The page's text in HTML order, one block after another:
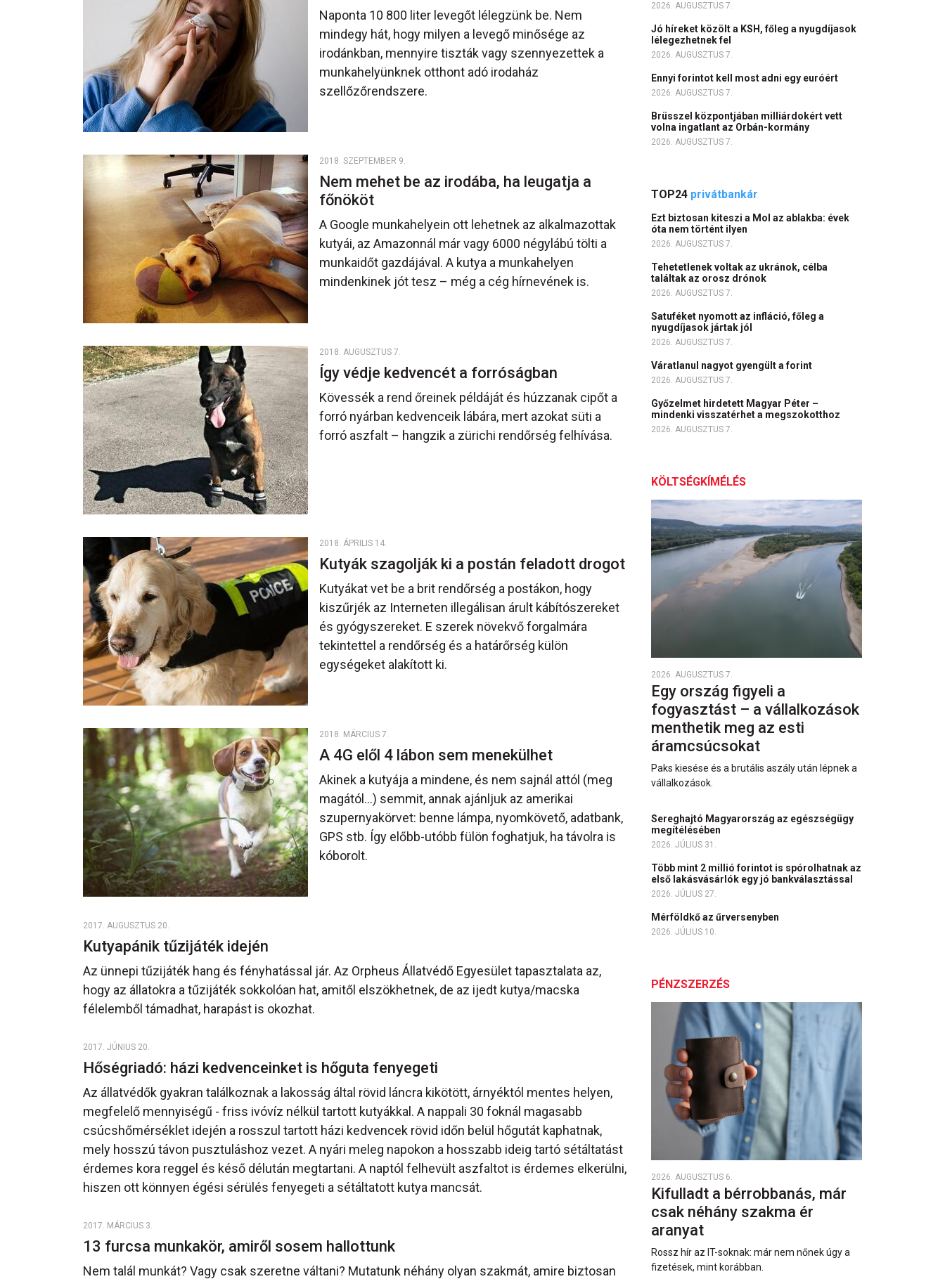
Naponta 10 800 liter levegőt lélegzünk be. Nem
mindegy hát, hogy milyen a levegő minősége az
irodánkban, mennyire tiszták vagy szennyezettek a
munkahelyünknek otthont adó irodaház
szellőzőrendszere.
2018. SZEPTEMBER 9.
Nem mehet be az irodába, ha leugatja a
főnököt
A Google munkahelyein ott lehetnek az alkalmazottak
kutyái, az Amazonnál már vagy 6000 négylábú tölti a
munkaidőt gazdájával. A kutya a munkahelyen
mindenkinek jót tesz – még a cég hírnevének is.
2018. AUGUSZTUS 7.
Így védje kedvencét a forróságban
Kövessék a rend őreinek példáját és húzzanak cipőt a
forró nyárban kedvenceik lábára, mert azokat süti a
forró aszfalt – hangzik a zürichi rendőrség felhívása.
2018. ÁPRILIS 14.
Kutyák szagolják ki a postán feladott drogot
Kutyákat vet be a brit rendőrség a postákon, hogy
kiszűrjék az Interneten illegálisan árult kábítószereket
és gyógyszereket. E szerek növekvő forgalmára
tekintettel a rendőrség és a határőrség külön
egységeket alakított ki.
2018. MÁRCIUS 7.
A 4G elől 4 lábon sem menekülhet
Akinek a kutyája a mindene, és nem sajnál attól (meg
magától...) semmit, annak ajánljuk az amerikai
szupernyakörvet: benne lámpa, nyomkövető, adatbank,
GPS stb. Így előbb-utóbb fülön foghatjuk, ha távolra is
kóborolt.
2017. AUGUSZTUS 20.
Kutyapánik tűzijáték idején
Az ünnepi tűzijáték hang és fényhatással jár. Az Orpheus Állatvédő Egyesület tapasztalata az,
hogy az állatokra a tűzijáték sokkolóan hat, amitől elszökhetnek, de az ijedt kutya/macska
félelemből támadhat, harapást is okozhat.
2017. JÚNIUS 20.
Hőségriadó: házi kedvenceinket is hőguta fenyegeti
Az állatvédők gyakran találkoznak a lakosság által rövid láncra kikötött, árnyéktól mentes helyen,
megfelelő mennyiségű - friss ivóvíz nélkül tartott kutyákkal. A nappali 30 foknál magasabb
csúcshőmérséklet idején a rosszul tartott házi kedvencek rövid időn belül hőgutát kaphatnak,
mely hosszú távon pusztuláshoz vezet. A nyári meleg napokon a hosszabb ideig tartó sétáltatást
érdemes kora reggel és késő délután megtartani. A naptól felhevült aszfaltot is érdemes elkerülni,
hiszen ott könnyen égési sérülés fenyegeti a sétáltatott kutya mancsát.
2017. MÁRCIUS 3.
13 furcsa munkakör, amiről sosem hallottunk
Nem talál munkát? Vagy csak szeretne váltani? Mutatunk néhány olyan szakmát, amire biztosan
2026. AUGUSZTUS 7.
Jó híreket közölt a KSH, főleg a nyugdíjasok
lélegezhetnek fel
2026. AUGUSZTUS 7.
Ennyi forintot kell most adni egy euróért
2026. AUGUSZTUS 7.
Brüsszel központjában milliárdokért vett
volna ingatlant az Orbán-kormány
2026. AUGUSZTUS 7.
TOP24 privátbankár
Ezt biztosan kiteszi a Mol az ablakba: évek
óta nem történt ilyen
2026. AUGUSZTUS 7.
Tehetetlenek voltak az ukránok, célba
találtak az orosz drónok
2026. AUGUSZTUS 7.
Satuféket nyomott az infláció, főleg a
nyugdíjasok jártak jól
2026. AUGUSZTUS 7.
Váratlanul nagyot gyengült a forint
2026. AUGUSZTUS 7.
Győzelmet hirdetett Magyar Péter –
mindenki visszatérhet a megszokotthoz
2026. AUGUSZTUS 7.
KÖLTSÉGKÍMÉLÉS
2026. AUGUSZTUS 7.
Egy ország figyeli a
fogyasztást – a vállalkozások
menthetik meg az esti
áramcsúcsokat
Paks kiesése és a brutális aszály után lépnek a
vállalkozások.
Sereghajtó Magyarország az egészségügy
megítélésében
2026. JÚLIUS 31.
Több mint 2 millió forintot is spórolhatnak az
első lakásvásárlók egy jó bankválasztással
2026. JÚLIUS 27.
Mérföldkő az űrversenyben
2026. JÚLIUS 10.
PÉNZSZERZÉS
2026. AUGUSZTUS 6.
Kifulladt a bérrobbanás, már
csak néhány szakma ér
aranyat
Rossz hír az IT-soknak: már nem nőnek úgy a
fizetések, mint korábban.